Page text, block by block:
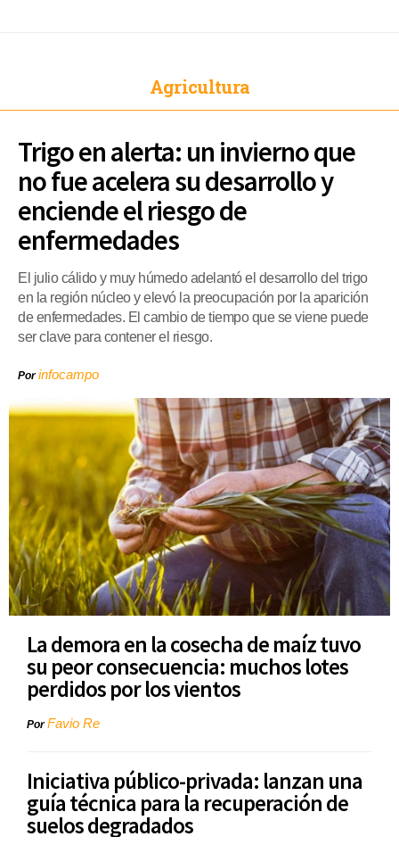
Agricultura
Trigo en alerta: un invierno que
no fue acelera su desarrollo y
enciende el riesgo de
enfermedades
El julio cálido y muy húmedo adelantó el desarrollo del trigo
en la región núcleo y elevó la preocupación por la aparición
de enfermedades. El cambio de tiempo que se viene puede
ser clave para contener el riesgo.
Porinfocampo
La demora en la cosecha de maíz tuvo
su peor consecuencia: muchos lotes
perdidos por los vientos
PorFavio Re
Iniciativa público-privada: lanzan una
guía técnica para la recuperación de
suelos degradados